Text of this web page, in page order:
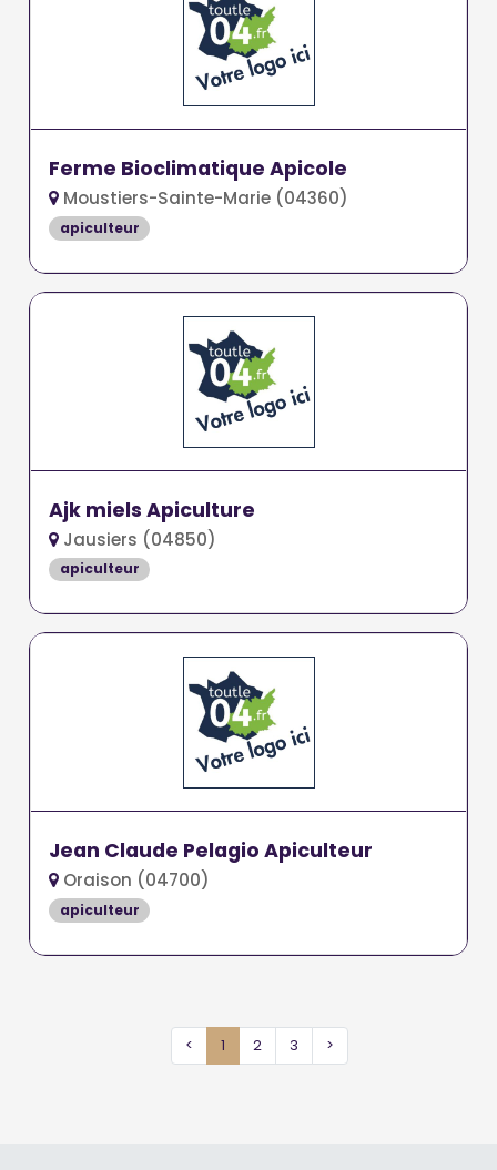
Ferme Bioclimatique Apicole
Moustiers-Sainte-Marie (04360)
apiculteur
Ajk miels Apiculture
Jausiers (04850)
apiculteur
Jean Claude Pelagio Apiculteur
Oraison (04700)
apiculteur
< 1 2 3 >